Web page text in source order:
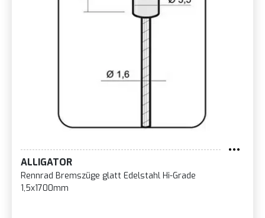
ALLIGATOR
Rennrad Bremszüge glatt Edelstahl Hi-Grade
1,5x1700mm